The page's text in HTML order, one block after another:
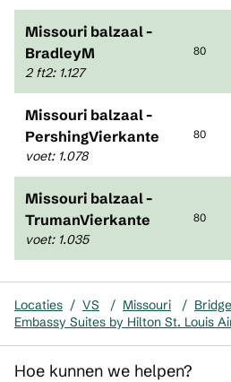
Missouri balzaal -
BradleyM
2 ft2: 1.127
80
Missouri balzaal -
PershingVierkante
voet: 1.078
80
Missouri balzaal -
TrumanVierkante
voet: 1.035
80
Locaties / VS / Missouri /
Embassy Suites by Hilton St. Louis
Hoe kunnen we helpen?